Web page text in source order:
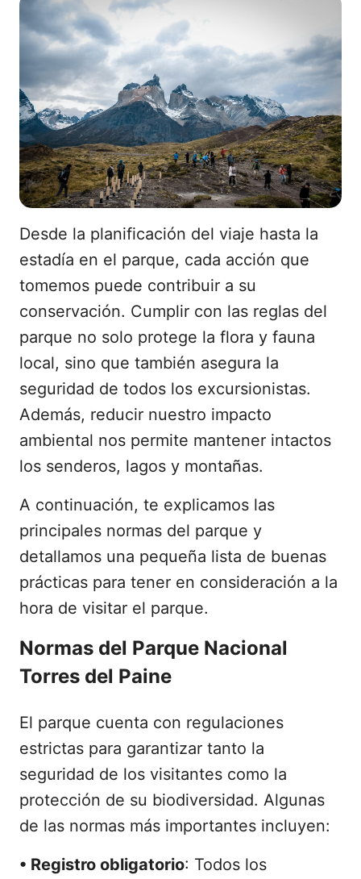
Desde la planificación del viaje hasta la
estadía en el parque, cada acción que
tomemos puede contribuir a su
conservación. Cumplir con las reglas del
parque no solo protege la flora y fauna
local, sino que también asegura la
seguridad de todos los excursionistas.
Además, reducir nuestro impacto
ambiental nos permite mantener intactos
los senderos, lagos y montañas.
A continuación, te explicamos las
principales normas del parque y
detallamos una pequeña lista de buenas
prácticas para tener en consideración a la
hora de visitar el parque.
Normas del Parque Nacional
Torres del Paine
El parque cuenta con regulaciones
estrictas para garantizar tanto la
seguridad de los visitantes como la
protección de su biodiversidad. Algunas
de las normas más importantes incluyen:
• Registro obligatorio: Todos los